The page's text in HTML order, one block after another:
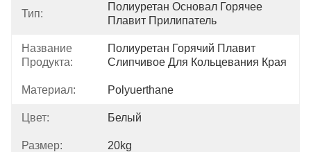
Тип:
Полиуретан Основал Горячее
Плавит Прилипатель
Название
Продукта:
Полиуретан Горячий Плавит
Слипчивое Для Кольцевания Края
Материал: Polyuerthane
Цвет: Белый
Размер: 20kg